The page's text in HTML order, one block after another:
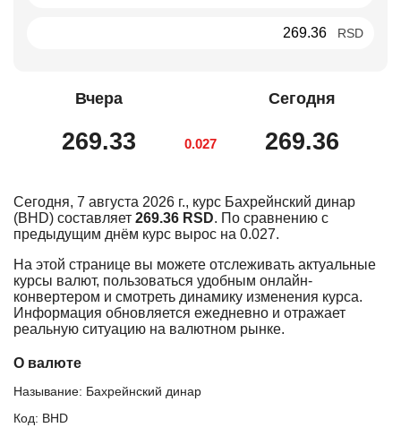
RSD
Вчера
269.33 0.027
Сегодня
269.36
Сегодня, 7 августа 2026 г., курс Бахрейнский динар
(BHD) составляет 269.36 RSD. По сравнению с
предыдущим днём курс вырос на 0.027.
На этой странице вы можете отслеживать актуальные
курсы валют, пользоваться удобным онлайн-
конвертером и смотреть динамику изменения курса.
Информация обновляется ежедневно и отражает
реальную ситуацию на валютном рынке.
О валюте
Называние: Бахрейнский динар
Код: BHD